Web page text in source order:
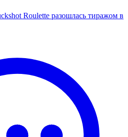
Roulette разошлась тиражом в